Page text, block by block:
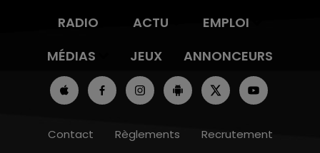
RADIO ACTU
EMPLOI
MÉDIAS
JEUX ANNONCEURS
Contact Règlements Recrutement